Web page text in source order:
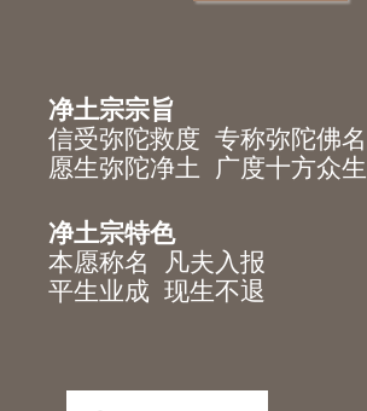
净土宗宗旨
信受弥陀救度 专称弥陀佛名
愿生弥陀净土 广度十方众生
净土宗特色
本愿称名 凡夫入报
平生业成 现生不退